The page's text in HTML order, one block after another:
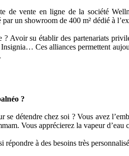
de vente en ligne de la société
par un showroom de 400 m² dédié à
Avoir su établir des partenariats
Ces alliances permettent
?
se détendre chez soi ? Vous avez
Vous apprécierez la vapeur
répondre à des besoins très